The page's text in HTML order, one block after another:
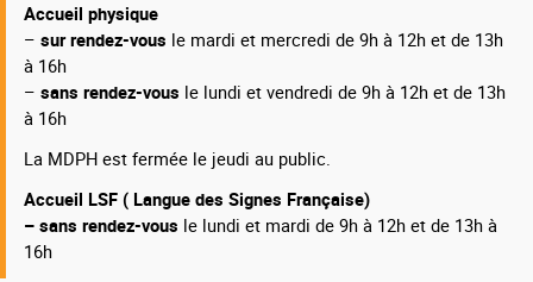
Accueil physique
– sur rendez-vous le mardi et mercredi de 9h à 12h et de 13h
à 16h
– sans rendez-vous le lundi et vendredi de 9h à 12h et de 13h
à 16h
La MDPH est fermée le jeudi au public.
Accueil LSF ( Langue des Signes Française)
– sans rendez-vous le lundi et mardi de 9h à 12h et de 13h à
16h